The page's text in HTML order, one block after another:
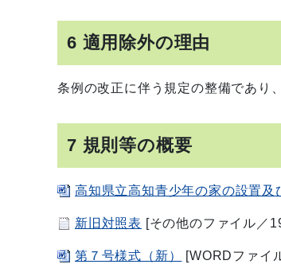
6 適用除外の理由
条例の改正に伴う規定の整備であり
7 規則等の概要
高知県立高知青少年の家の設置及
新旧対照表 [その他のファイル／
第７号様式（新） [WORDファイ